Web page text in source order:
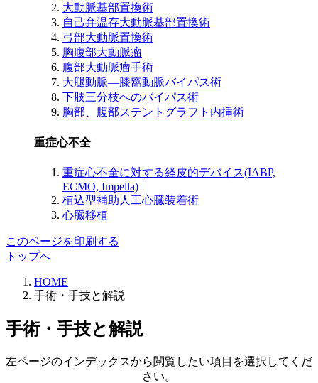
大動脈基部置換術
自己弁温存大動脈基部置換術
弓部大動脈置換術
胸腹部大動脈瘤
腹部大動脈瘤手術
大腿動脈―膝窩動脈バイパス術
下肢三分枝へのバイパス術
胸部、腹部ステントグラフト内挿術
重症心不全
重症心不全に対する経皮的デバイス(IABP,
ECMO, Impella)
植込型補助人工心臓装着術
心臓移植
このページを印刷する
トップへ
HOME
手術・手技と解説
手術・手技と解説
左ページのインデックスから閲覧したい項目を選択してくだ
さい。